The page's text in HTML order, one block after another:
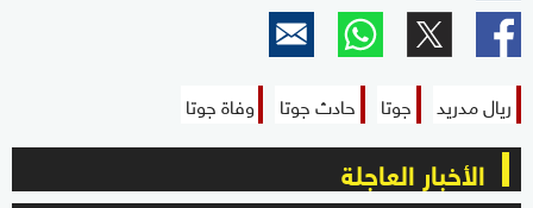
ريال مدريد جوتا حادث جوتا وفاة جوتا
الأخبار العاجلة